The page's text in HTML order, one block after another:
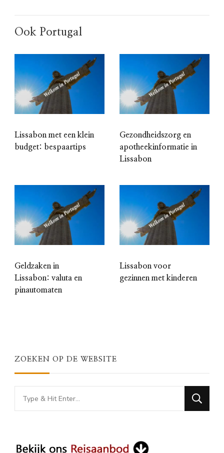
Ook Portugal
Lissabon met een klein
budget: bespaartips
Gezondheidszorg en
apotheekinformatie in
Lissabon
Geldzaken in
Lissabon: valuta en
pinautomaten
Lissabon voor
gezinnen met kinderen
ZOEKEN OP DE WEBSITE
Looking
for